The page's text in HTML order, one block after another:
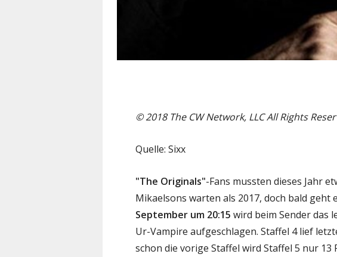
© 2018 The CW Network, LLC All Rights
Quelle: Sixx
"The Originals"-Fans mussten dieses Jahr
Mikaelsons warten als 2017, doch bald geht
September um 20:15 wird beim Sender das
Ur-Vampire aufgeschlagen. Staffel 4 lief
schon die vorige Staffel wird Staffel 5 nur 13